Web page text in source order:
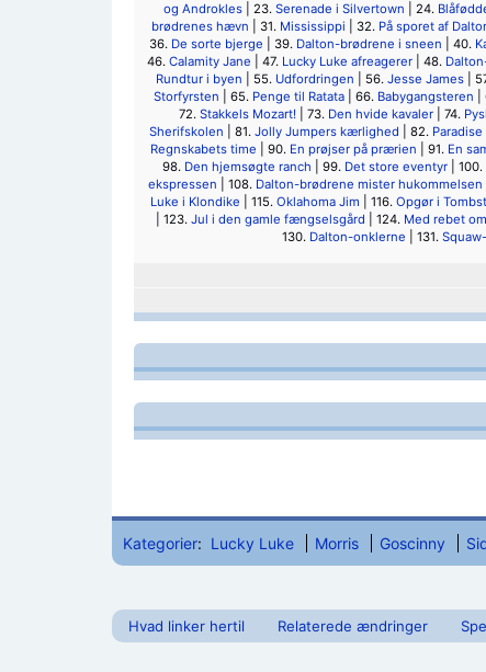
og Androkles | 23. Serenade i Silvertown | 24.
brødrenes hævn | 31. Mississippi | 32. På sporet af
36. De sorte bjerge | 39. Dalton-brødrene i sneen | 40.
46. Calamity Jane | 47. Lucky Luke afreagerer | 48.
Rundtur i byen | 55. Udfordringen | 56. Jesse James |
Storfyrsten | 65. Penge til Ratata | 66. Babygangsteren |
72. Stakkels Mozart!| 73. Den hvide kavaler| 74.
Sherifskolen | 81. Jolly Jumpers kærlighed | 82. Paradise
Regnskabets time | 90. En prøjser på prærien | 91. En
98. Den hjemsøgte ranch | 99. Det store eventyr| 100.
ekspressen | 108. Dalton-brødrene mister hukommelsen
Luke i Klondike | 115. Oklahoma Jim | 116. Opgør i
| 123. Jul i den gamle fængselsgård | 124. Med rebet
130. Dalton-onklerne | 131.
Kategorier: Lucky Luke Morris Goscinny
Hvad linker hertil Relaterede ændringer